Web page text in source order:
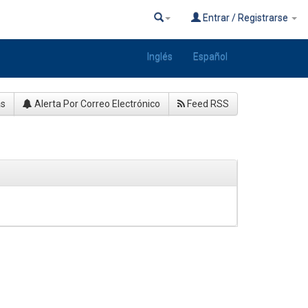
Entrar / Registrarse
Inglés Español
Alerta Por Correo Electrónico Feed RSS